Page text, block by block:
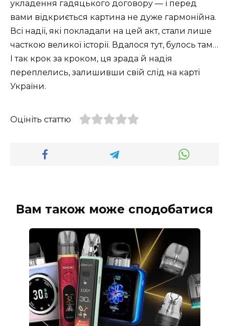
укладення гадяцького договору — і перед
вами відкриється картина не дуже гармонійна.
Всі надії, які покладали на цей акт, стали лише
часткою великої історії. Вдалося тут, булось там…
І так крок за кроком, ця зрада й надія
переплелись, залишивши свій слід на карті
України.
Оцініть статтю
Вам також може сподобатися